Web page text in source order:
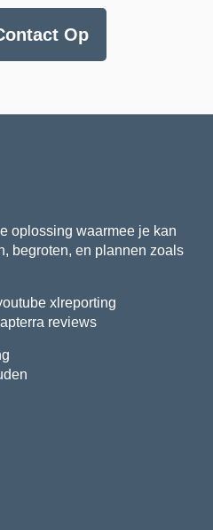
Op
oplossing waarmee je kan
begroten, en plannen zoals